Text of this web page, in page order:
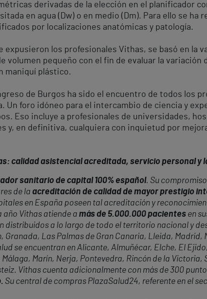
derivadas de la elección en el planificador
en agua (Dw) o en medio (Dm). Para ello se
por localizaciones anatómicas y patología.
expusieron los profesionales Vithas, se basó en la
volumen pequeño con el fin de evaluar la
maniquí plástico.
de Burgos ha sido el encuentro de todos los
Un foro idóneo para el intercambio de ciencia y
Eso incluye a profesionales de universidades,
y, en definitiva, cualquiera con inquietud por
calidad asistencial acreditada, servicio personal y
sanitario de capital 100% español. Su
de la acreditación de calidad de mayor prestigio
en España poseen tal acreditación y
año Vithas atiende a más de 5.000.000 pacientes en
distribuidos a lo largo de todo el territorio nacional y
Granada, Las Palmas de Gran Canaria, Lleida,
se encuentran en Alicante, Almuñécar, Elche, El
Marín, Nerja, Pontevedra, Rincón de la Victoria,
Vithas cuenta adicionalmente con más de 300
Su central de compras PlazaSalud24, referente en el